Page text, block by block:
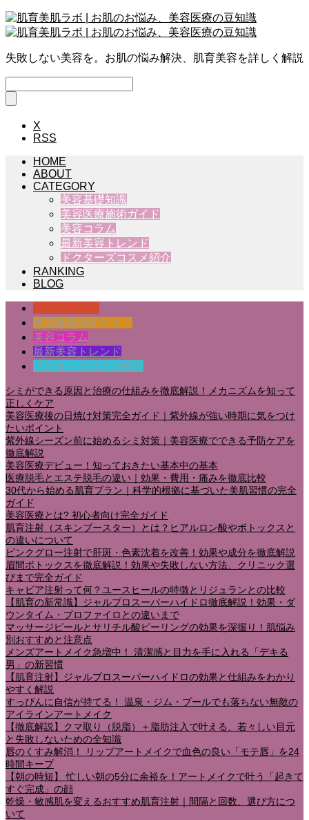
失敗しない美容を。お肌の悩み解決、肌育美容を詳しく解説
X
RSS
HOME
ABOUT
CATEGORY
美容基礎知識
美容医療施術ガイド
美容コラム
最新美容トレンド
ドクターズコスメ紹介
RANKING
BLOG
美容医療施術ガイド
美容コラム
最新美容トレンド
ドクターズコスメ紹介
シミができる原因と治療の仕組みを徹底解説！メカニズムを知って
正しくケア
美容医療後の日焼け対策完全ガイド｜紫外線が強い時期に気をつけ
たいポイント
紫外線シーズン前に始めるシミ対策｜美容医療でできる予防ケアを
徹底解説
美容医療デビュー！知っておきたい基本中の基本
医療脱毛とエステ脱毛の違い｜効果・費用・痛みを徹底比較
30代から始める肌育プラン｜科学的根拠に基づいた美肌習慣の完全
ガイド
美容医療とは? 初心者向け完全ガイド
肌育注射（スキンブースター）とは？ヒアルロン酸やボトックスと
の違いについて
ピンクグロー注射で肝斑・色素沈着を改善！効果や成分を徹底解説
眉間ボトックスを徹底解説！効果や失敗しない方法、クリニック選
びまで完全ガイド
キャビア注射って何？ユースヒールの特徴とリジュランとの比較
【肌育の新常識】ジャルプロスーパーハイドロ徹底解説！効果・ダ
ウンタイム・プロファイロとの違いまで
マッサージピールとサリチル酸ピーリングの効果を深掘り！肌悩み
別おすすめと注意点
メンズアートメイク急増中！ 清潔感と目力を手に入れる「デキる
男」の新習慣
【肌育注射】ジャルプロスーパーハイドロの効果と仕組みをわかり
やすく解説
すっぴんに自信が持てる！ 温泉・ジム・プールでも落ちない無敵の
アイラインアートメイク
【徹底解説】クマ取り（脱脂）＋脂肪注入で叶える、若々しい目元
と失敗しないための全知識
唇のくすみ解消！ リップアートメイクで血色の良い「モテ唇」を24
時間キープ
【朝の時短】 忙しい朝の5分に余裕を！アートメイクで叶う「起きて
すぐ完成」の顔
乾燥・敏感肌を変えるおすすめ肌育注射｜間隔と回数、選び方につ
いて